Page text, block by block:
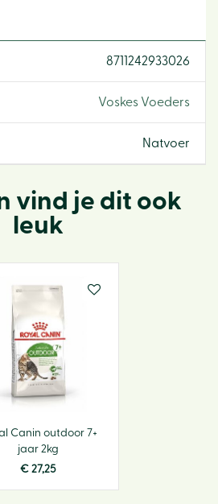
8711242933026
Voskes Voeders
Natvoer
vind je dit ook
leuk
Canin outdoor 7+
jaar 2kg
€ 27,25